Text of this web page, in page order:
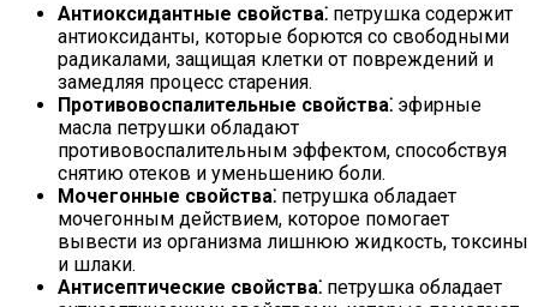
Антиоксидантные свойства⁚ петрушка содержит
антиоксиданты, которые борются со свободными
радикалами, защищая клетки от повреждений и
замедляя процесс старения.
Противовоспалительные свойства⁚ эфирные
масла петрушки обладают
противовоспалительным эффектом, способствуя
снятию отеков и уменьшению боли.
Мочегонные свойства⁚ петрушка обладает
мочегонным действием, которое помогает
вывести из организма лишнюю жидкость, токсины
и шлаки.
Антисептические свойства⁚ петрушка обладает